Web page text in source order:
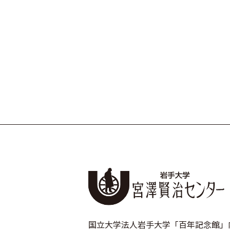
国立大学法人岩手大学「百年記念館